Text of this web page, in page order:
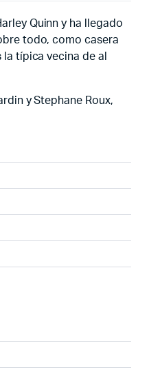
Quinn y ha llegado
todo, como casera
típica vecina de al
y Stephane Roux,